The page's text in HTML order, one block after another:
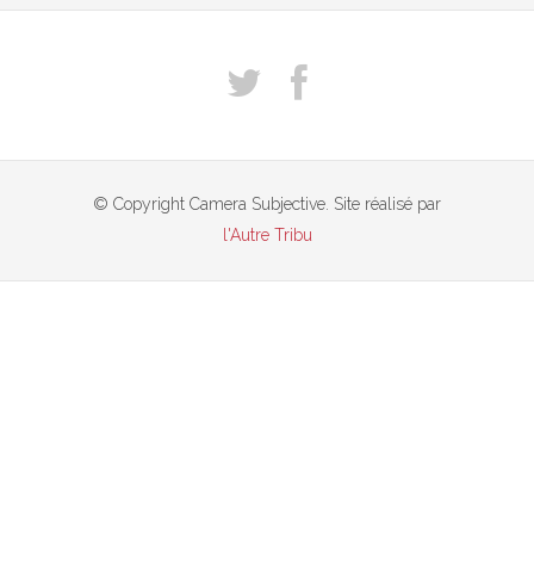
© Copyright Camera Subjective. Site réalisé par
l'Autre Tribu